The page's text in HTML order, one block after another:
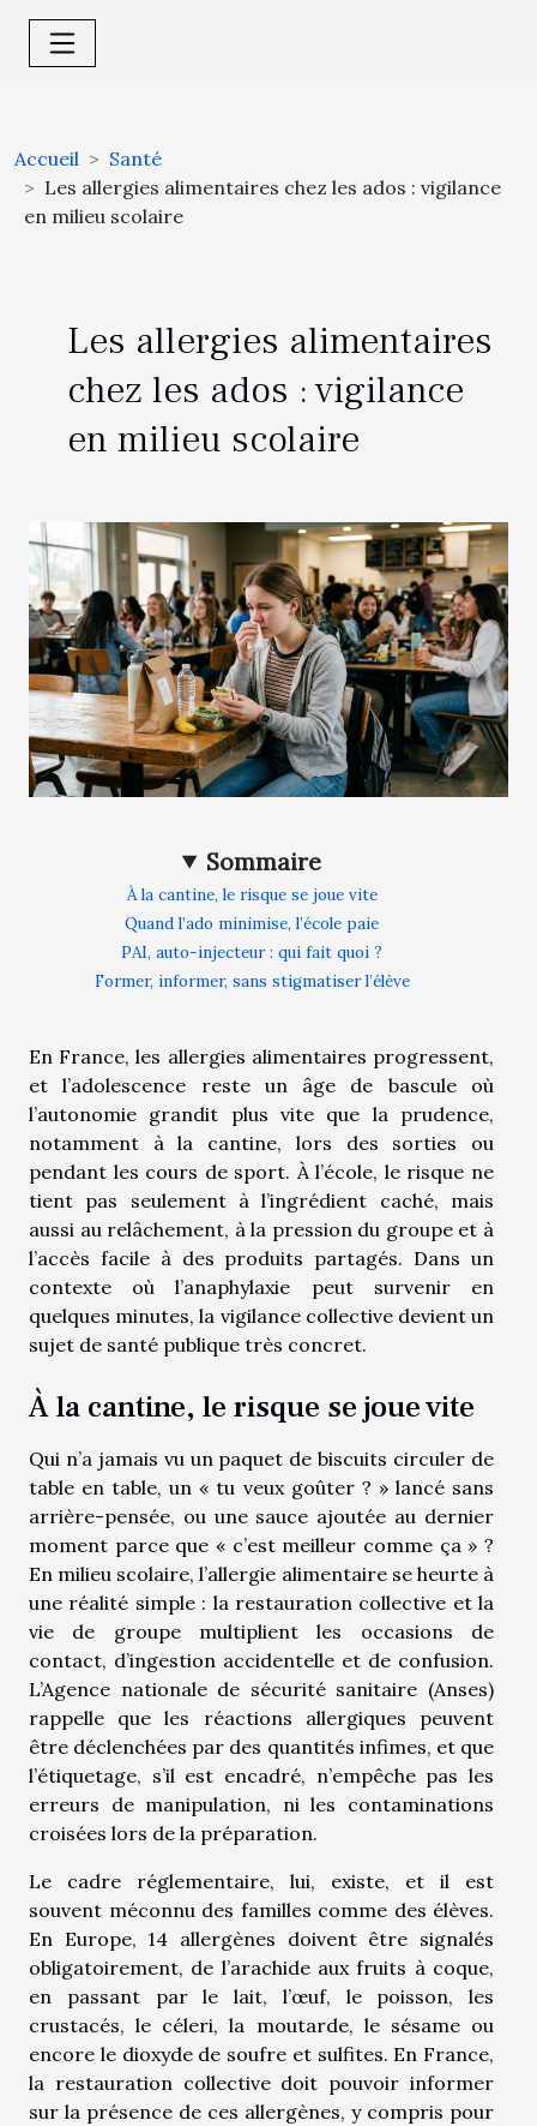
Accueil
Santé
Les allergies alimentaires chez les ados : vigilance
en milieu scolaire
Les allergies alimentaires
chez les ados : vigilance
en milieu scolaire
Sommaire
À la cantine, le risque se joue vite
Quand l’ado minimise, l’école paie
PAI, auto-injecteur : qui fait quoi ?
Former, informer, sans stigmatiser l’élève
En France, les allergies alimentaires progressent,
et l’adolescence reste un âge de bascule où
l’autonomie grandit plus vite que la prudence,
notamment à la cantine, lors des sorties ou
pendant les cours de sport. À l’école, le risque ne
tient pas seulement à l’ingrédient caché, mais
aussi au relâchement, à la pression du groupe et à
l’accès facile à des produits partagés. Dans un
contexte où l’anaphylaxie peut survenir en
quelques minutes, la vigilance collective devient un
sujet de santé publique très concret.
À la cantine, le risque se joue vite
Qui n’a jamais vu un paquet de biscuits circuler de
table en table, un « tu veux goûter ? » lancé sans
arrière-pensée, ou une sauce ajoutée au dernier
moment parce que « c’est meilleur comme ça » ?
En milieu scolaire, l’allergie alimentaire se heurte à
une réalité simple : la restauration collective et la
vie de groupe multiplient les occasions de
contact, d’ingestion accidentelle et de confusion.
L’Agence nationale de sécurité sanitaire (Anses)
rappelle que les réactions allergiques peuvent
être déclenchées par des quantités infimes, et que
l’étiquetage, s’il est encadré, n’empêche pas les
erreurs de manipulation, ni les contaminations
croisées lors de la préparation.
Le cadre réglementaire, lui, existe, et il est
souvent méconnu des familles comme des élèves.
En Europe, 14 allergènes doivent être signalés
obligatoirement, de l’arachide aux fruits à coque,
en passant par le lait, l’œuf, le poisson, les
crustacés, le céleri, la moutarde, le sésame ou
encore le dioxyde de soufre et sulfites. En France,
la restauration collective doit pouvoir informer
sur la présence de ces allergènes, y compris pour